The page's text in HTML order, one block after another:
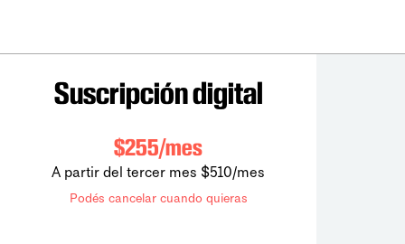
Suscripción digital
$255/mes
A partir del tercer mes $510/mes
Podés cancelar cuando quieras